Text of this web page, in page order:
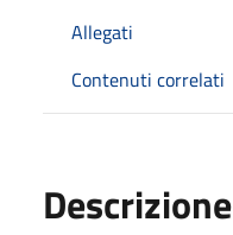
Allegati
Contenuti correlati
Descrizione